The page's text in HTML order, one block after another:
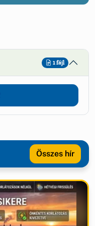
1 fájl
Összes hír